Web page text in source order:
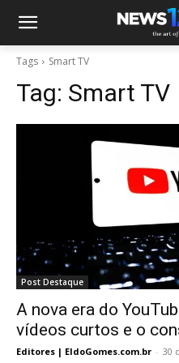
Tags Smart TV
Tag: Smart TV
Post Destaque
A nova era do
vídeos curtos e o
Editores | EldoGomes.com.br - 30